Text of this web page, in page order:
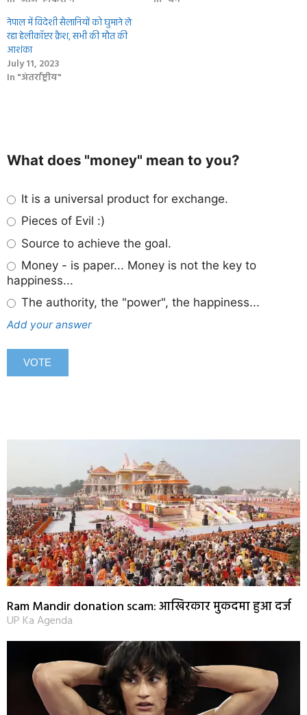
नेपाल में विदेशी सैलानियों को घुमाने ले
रहा हेलीकॉप्टर क्रैश, सभी की मौत की
आशंका
July 11, 2023
In "अंतर्राष्ट्रीय"
What does "money" mean to you?
It is a universal product for exchange.
Pieces of Evil :)
Source to achieve the goal.
Money - is paper... Money is not the key to
happiness...
The authority, the "power", the happiness...
Add your answer
Ram Mandir donation scam: आखिरकार मुकदमा हुआ दर्ज
UP Ka Agenda